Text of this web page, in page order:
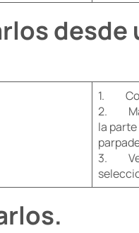
desde
​1. Con
2.
la
3. Ve